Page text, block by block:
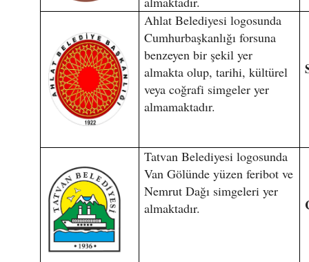
Ahlat Belediyesi logosunda
Cumhurbaşkanlığı forsuna
benzeyen bir şekil yer
almakta olup, tarihi, kültürel
veya coğrafi simgeler yer
almamaktadır.
Tatvan Belediyesi logosunda
Van Gölünde yüzen feribot ve
Nemrut Dağı simgeleri yer
almaktadır.